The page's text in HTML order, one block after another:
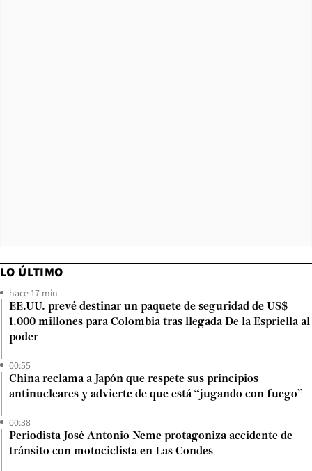
LO ÚLTIMO
hace 17 min
EE.UU. prevé destinar un paquete de seguridad de US$
1.000 millones para Colombia tras llegada De la Espriella al
poder
00:55
China reclama a Japón que respete sus principios
antinucleares y advierte de que está “jugando con fuego”
00:38
Periodista José Antonio Neme protagoniza accidente de
tránsito con motociclista en Las Condes